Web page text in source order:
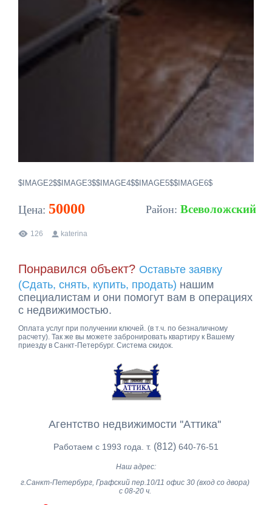
$IMAGE2$$IMAGE3$$IMAGE4$$IMAGE5$$IMAGE6$
Цена: 50000 Район: Всеволожский
126 katerina
Понравился объект? Оставьте заявку
(Сдать, снять, купить, продать) нашим
специалистам и они помогут вам в операциях
с недвижимостью.
Оплата услуг при получении ключей. (в т.ч. по безналичному
расчету). Так же вы можете забронировать квартиру к Вашему
приезду в Санкт-Петербург. Система скидок.
Агентство недвижимости ''Аттика''
Работаем с 1993 года. т. (812) 640-76-51
Наш адрес:
г.Санкт-Петербург, Графский пер.10/11 офис 30 (вход со двора)
с 08-20 ч.